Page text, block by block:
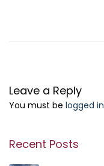
Leave a Reply
You must be logged in
Recent Posts